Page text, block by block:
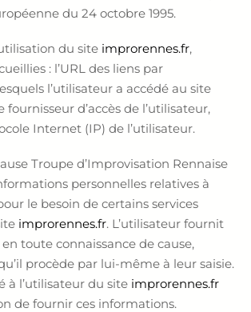
du 24 octobre 1995.
du site improrennes.fr,
: l’URL des liens par
l’utilisateur a accédé au site
fournisseur d’accès de l’utilisateur,
Internet (IP) de l’utilisateur.
Troupe d’Improvisation Rennaise
personnelles relatives à
le besoin de certains services
improrennes.fr. L’utilisateur fournit
toute connaissance de cause,
procède par lui-même à leur saisie.
à l’utilisateur du site improrennes.fr
de fournir ces informations.